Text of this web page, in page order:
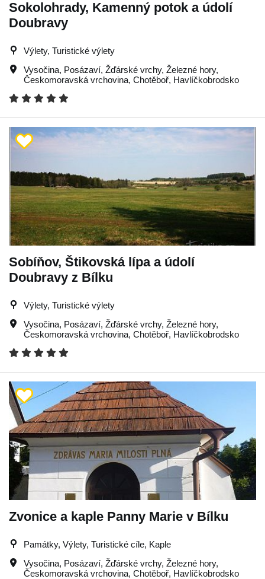
Sokolohrady, Kamenný potok a údolí
Doubravy
Výlety, Turistické výlety
Vysočina, Posázaví, Žďárské vrchy, Železné hory,
Českomoravská vrchovina, Chotěboř, Havlíčkobrodsko
Sobíňov, Štikovská lípa a údolí
Doubravy z Bílku
Výlety, Turistické výlety
Vysočina, Posázaví, Žďárské vrchy, Železné hory,
Českomoravská vrchovina, Chotěboř, Havlíčkobrodsko
Zvonice a kaple Panny Marie v Bílku
Památky, Výlety, Turistické cíle, Kaple
Vysočina, Posázaví, Žďárské vrchy, Železné hory,
Českomoravská vrchovina, Chotěboř, Havlíčkobrodsko